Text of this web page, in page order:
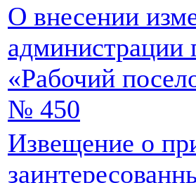
О внесении
администрации
«Рабочий
№ 450
Извещение о